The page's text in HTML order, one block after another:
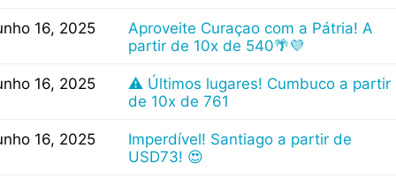
16, 2025
Aproveite Curaçao com a Pátria! A
partir de 10x de 540🌴💜
16, 2025
⚠️ Últimos lugares! Cumbuco a partir
de 10x de 761
16, 2025
Imperdível! Santiago a partir de
USD73! 😍